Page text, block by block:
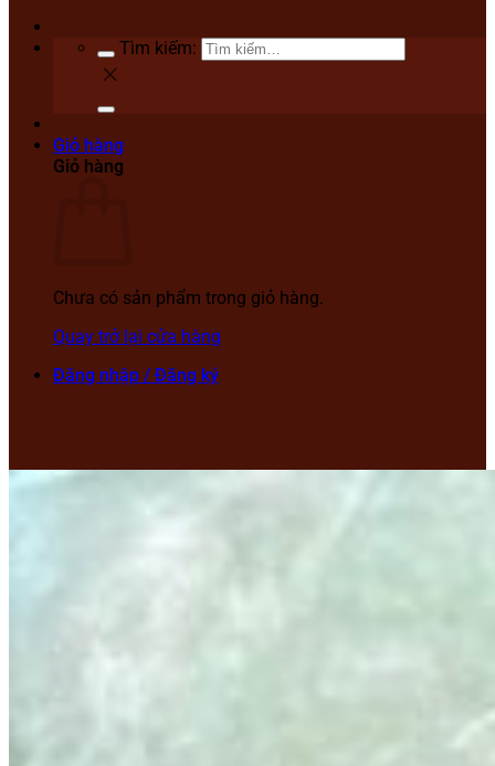
Tìm kiếm:
Giỏ hàng
Giỏ hàng
Chưa có sản phẩm trong giỏ hàng.
Quay trở lại cửa hàng
Đăng nhập / Đăng ký